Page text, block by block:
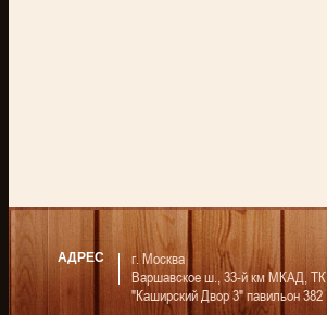
АДРЕС
г. Москва
Варшавское ш., 33-й км МКАД, ТК
"Каширский Двор 3" павильон 382